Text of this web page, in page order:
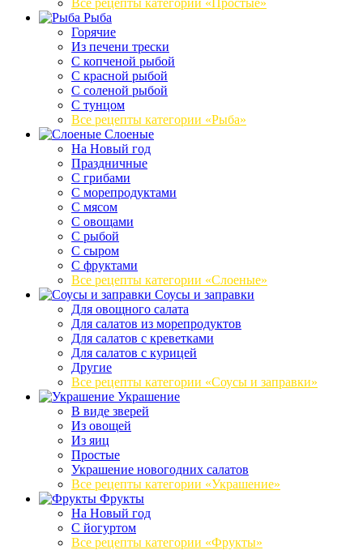
Рыба
Горячие
Из печени трески
С копченой рыбой
С красной рыбой
С соленой рыбой
С тунцом
Все рецепты категории «Рыба»
Слоеные
На Новый год
Праздничные
С грибами
С морепродуктами
С мясом
С овощами
С рыбой
С сыром
С фруктами
Все рецепты категории «Слоеные»
Соусы и заправки
Для овощного салата
Для салатов из морепродуктов
Для салатов с креветками
Для салатов с курицей
Другие
Все рецепты категории «Соусы и заправки»
Украшение
В виде зверей
Из овощей
Из яиц
Простые
Украшение новогодних салатов
Все рецепты категории «Украшение»
Фрукты
На Новый год
С йогуртом
Все рецепты категории «Фрукты»